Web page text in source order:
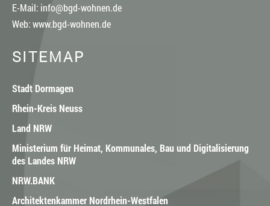
E-Mail: info@bgd-wohnen.de
Web:www.bgd-wohnen.de
SITEMAP
Stadt Dormagen
Rhein-Kreis Neuss
Land NRW
Ministerium für Heimat, Kommunales, Bau und Digitalisierung
des Landes NRW
NRW.BANK
Architektenkammer Nordrhein-Westfalen